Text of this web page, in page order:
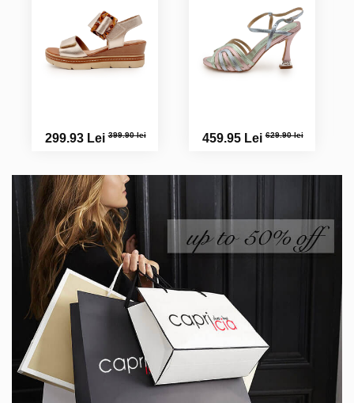
Maria T.
299.93 Lei399.90 lei 459.95 Lei629.90 lei